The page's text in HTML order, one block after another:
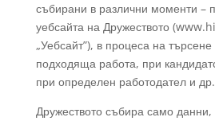
събирани в различни моменти –
уебсайта на Дружеството
„Уебсайт”), в процеса на
подходяща работа, при
при определен работодател и др.
Дружеството събира само данни,